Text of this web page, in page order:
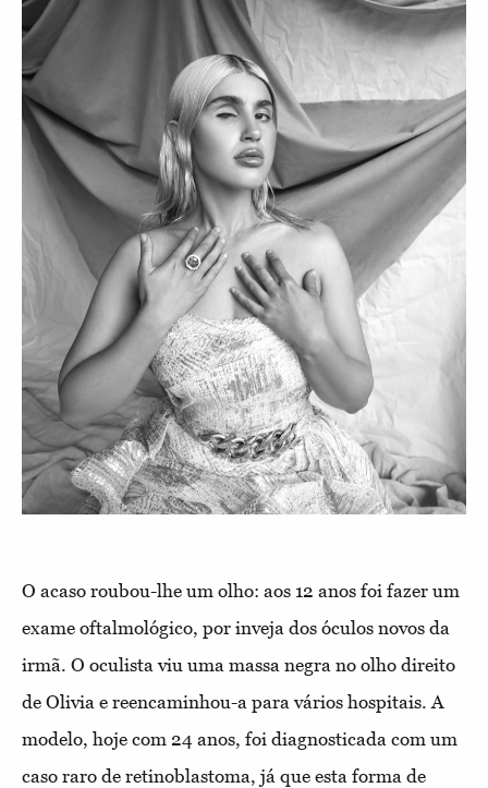
O acaso roubou-lhe um olho: aos 12 anos foi fazer um
exame oftalmológico, por inveja dos óculos novos da
irmã. O oculista viu uma massa negra no olho direito
de Olivia e reencaminhou-a para vários hospitais. A
modelo, hoje com 24 anos, foi diagnosticada com um
caso raro de retinoblastoma, já que esta forma de